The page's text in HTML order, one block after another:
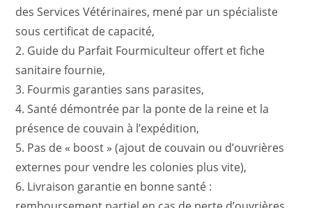
des Services Vétérinaires, mené par un spécialiste
sous certificat de capacité,
2. Guide du Parfait Fourmiculteur offert et fiche
sanitaire fournie,
3. Fourmis garanties sans parasites,
4. Santé démontrée par la ponte de la reine et la
présence de couvain à l’expédition,
5. Pas de « boost » (ajout de couvain ou d’ouvrières
externes pour vendre les colonies plus vite),
6. Livraison garantie en bonne santé :